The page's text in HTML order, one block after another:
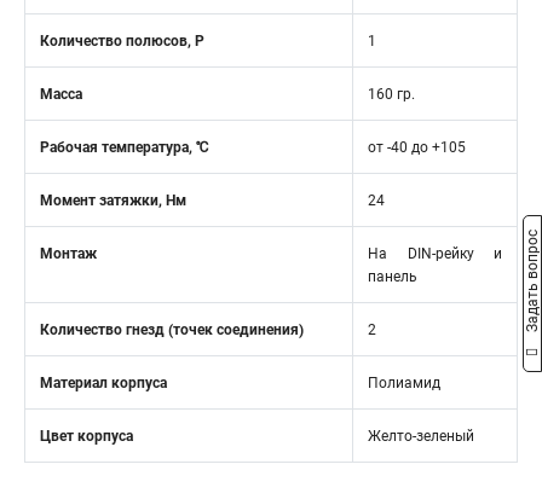
Количество полюсов, Р 1
Масса 160 гр.
Рабочая температура, ℃ от -40 до +105
Момент затяжки, Нм 24
Монтаж
На DIN-рейку и
панель
Количество гнезд (точек соединения) 2
Материал корпуса Полиамид
Цвет корпуса Желто-зеленый
Задать вопрос